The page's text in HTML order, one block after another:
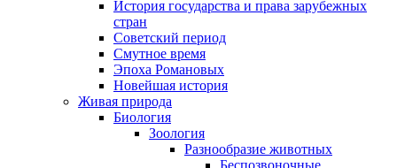
История государства и права зарубежных
стран
Советский период
Смутное время
Эпоха Романовых
Новейшая история
Живая природа
Биология
Зоология
Разнообразие животных
Беспозвоночные